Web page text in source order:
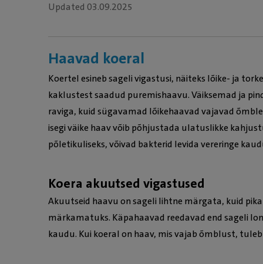
Updated 03.09.2025
Haavad koeral
Koertel esineb sageli vigastusi, näiteks lõike- ja
kaklustest saadud puremishaavu. Väiksemad ja
raviga, kuid sügavamad lõikehaavad vajavad
isegi väike haav võib põhjustada ulatuslikke
põletikuliseks, võivad bakterid levida vereringe
Koera akuutsed vigastused
Akuutseid haavu on sageli lihtne märgata, kuid
märkamatuks. Käpahaavad reedavad end sageli
kaudu. Kui koeral on haav, mis vajab õmblust,